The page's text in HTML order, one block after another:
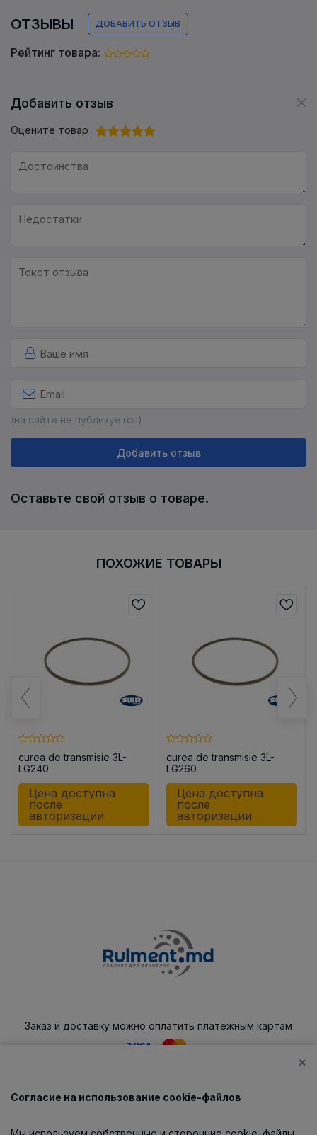
ОТЗЫВЫ ДОБАВИТЬ ОТЗЫВ
Рейтинг товара:
Добавить отзыв
Оцените товар
(на сайте не публикуется)
Добавить отзыв
Оставьте свой отзыв о товаре.
ПОХОЖИЕ ТОВАРЫ
curea de transmisie 3L-
LG240
Цена доступна
после
авторизации
curea de transmisie 3L-
LG260
Цена доступна
после
авторизации
Заказ и доставку можно оплатить платежным картам
Каталог
×
Согласие на использование cookie-файлов